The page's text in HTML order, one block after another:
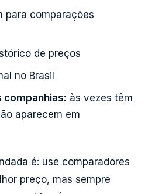
para comparações
de preços
no Brasil
companhias: às vezes têm
aparecem em
é: use comparadores
preço, mas sempre